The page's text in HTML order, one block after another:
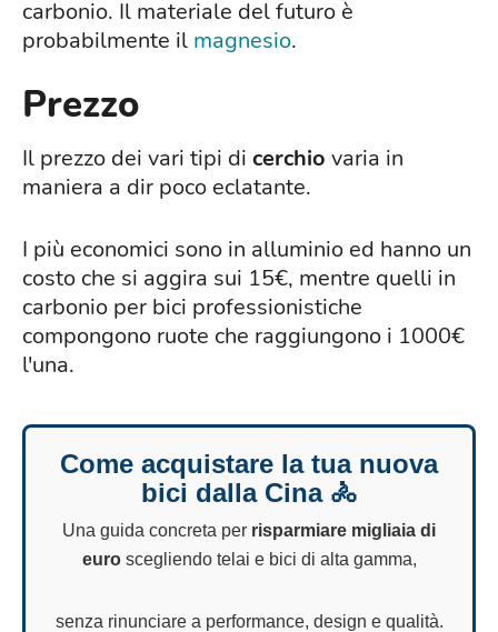
carbonio. Il materiale del futuro è
probabilmente il magnesio.
Prezzo
Il prezzo dei vari tipi di cerchio varia in
maniera a dir poco eclatante.
I più economici sono in alluminio ed hanno un
costo che si aggira sui 15€, mentre quelli in
carbonio per bici professionistiche
compongono ruote che raggiungono i 1000€
l'una.
Come acquistare la tua nuova
bici dalla Cina 🚴
Una guida concreta per risparmiare migliaia di
euroscegliendo telai e bici di alta gamma,
senza rinunciare a performance, design e qualità.